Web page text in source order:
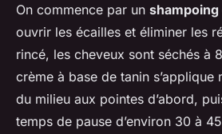
On commence par un
ouvrir les écailles et éliminer les
rincé, les cheveux sont séchés à
crème à base de tanin s’applique
du milieu aux pointes d’abord,
temps de pause d’environ 30 à